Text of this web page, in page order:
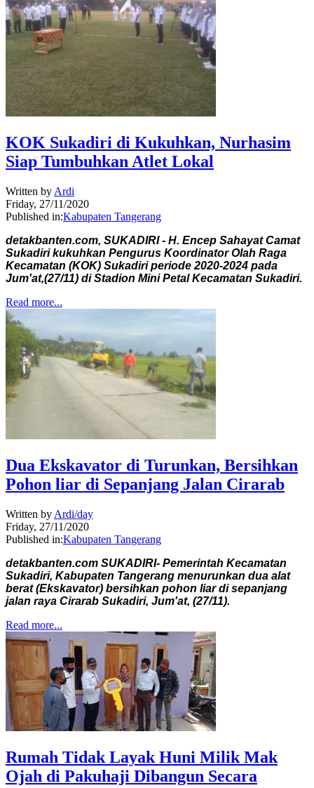
KOK Sukadiri di Kukuhkan, Nurhasim
Siap Tumbuhkan Atlet Lokal
Written by Ardi
Friday, 27/11/2020
Published in:Kabupaten Tangerang
detakbanten.com, SUKADIRI - H. Encep Sahayat Camat
Sukadiri kukuhkan Pengurus Koordinator Olah Raga
Kecamatan (KOK) Sukadiri periode 2020-2024 pada
Jum'at,(27/11) di Stadion Mini Petal Kecamatan Sukadiri.
Read more...
Dua Ekskavator di Turunkan, Bersihkan
Pohon liar di Sepanjang Jalan Cirarab
Written by Ardi/day
Friday, 27/11/2020
Published in:Kabupaten Tangerang
detakbanten.com SUKADIRI- Pemerintah Kecamatan
Sukadiri, Kabupaten Tangerang menurunkan dua alat
berat (Ekskavator) bersihkan pohon liar di sepanjang
jalan raya Cirarab Sukadiri, Jum'at, (27/11).
Read more...
Rumah Tidak Layak Huni Milik Mak
Ojah di Pakuhaji Dibangun Secara